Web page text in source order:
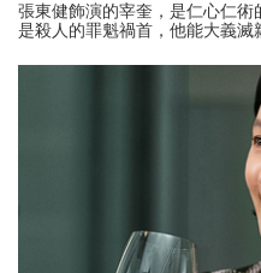
張東健飾演的宰奎，是仁心仁
是殺人的罪魁禍首，他能大義滅